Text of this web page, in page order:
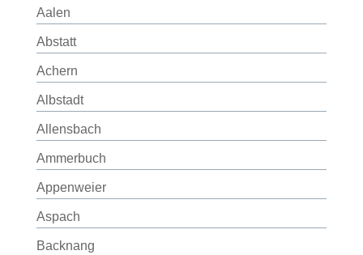
Aalen
Abstatt
Achern
Albstadt
Allensbach
Ammerbuch
Appenweier
Aspach
Backnang